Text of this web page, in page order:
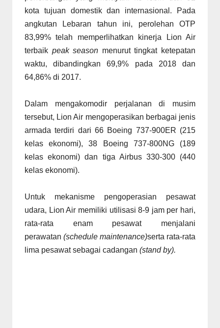
kota tujuan domestik dan internasional. Pada
angkutan Lebaran tahun ini, perolehan OTP
83,99% telah memperlihatkan kinerja Lion Air
terbaik peak season menurut tingkat ketepatan
waktu, dibandingkan 69,9% pada 2018 dan
64,86% di 2017.
Dalam mengakomodir perjalanan di musim
tersebut, Lion Air mengoperasikan berbagai jenis
armada terdiri dari 66 Boeing 737-900ER (215
kelas ekonomi), 38 Boeing 737-800NG (189
kelas ekonomi) dan tiga Airbus 330-300 (440
kelas ekonomi).
Untuk mekanisme pengoperasian pesawat
udara, Lion Air memiliki utilisasi 8-9 jam per hari,
rata-rata enam pesawat menjalani
perawatan (schedule maintenance)serta rata-rata
lima pesawat sebagai cadangan (stand by).